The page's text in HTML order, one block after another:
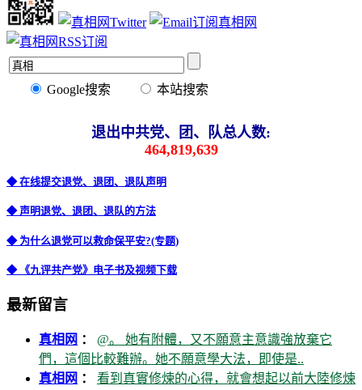
Google搜索 本站搜索
退出中共党、团、队总人数:
464,819,639
◆ 在线提交退党、退团、退队声明
◆ 声明退党、退团、退队的方法
◆ 为什么退党可以救命保平安?(专题)
◆ 《九评共产党》电子书及视频下载
最新留言
真相网 ： @。 她有附體，又不願意主意識強放棄它
們，這個比較難辦。她不願意學大法，即使是..
真相网 ： 看到真實修煉的心得，就會想起以前大陸修煉